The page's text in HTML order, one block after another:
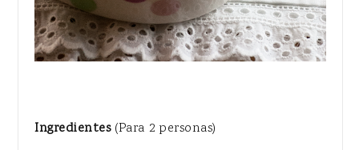
Ingredientes(Para 2 personas)